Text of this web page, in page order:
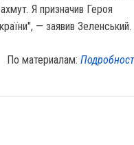
Я призначив Героя
— заявив Зеленський.
По материалам: